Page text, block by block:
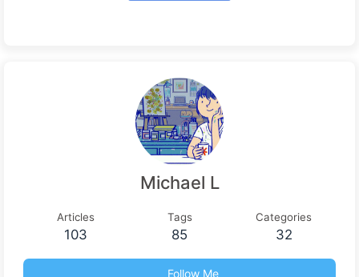
Michael L
Articles
103
Tags
85
Categories
32
Follow Me